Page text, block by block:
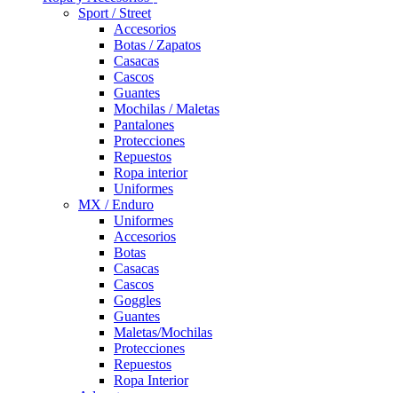
Sport / Street
Accesorios
Botas / Zapatos
Casacas
Cascos
Guantes
Mochilas / Maletas
Pantalones
Protecciones
Repuestos
Ropa interior
Uniformes
MX / Enduro
Uniformes
Accesorios
Botas
Casacas
Cascos
Goggles
Guantes
Maletas/Mochilas
Protecciones
Repuestos
Ropa Interior